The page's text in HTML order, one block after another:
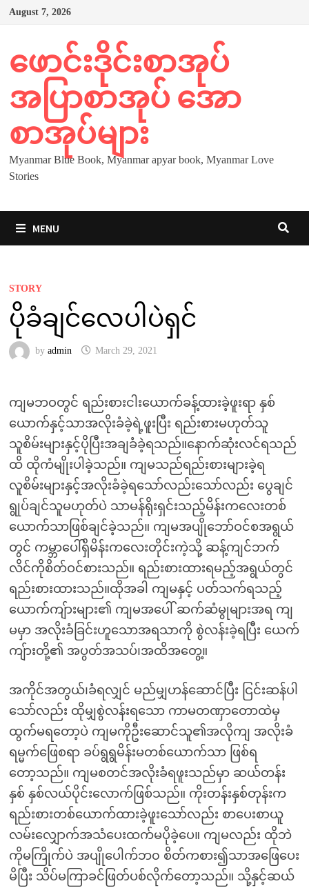
Skip
August 7, 2026
ဖောင်းဒိုင်းစာအုပ်
အပြာစာအုပ် အော
စာအုပ်များ
Myanmar Blue Book, Myanmar apyar book, Myanmar Love
Stories
MENU
STORY
ပိုခံချင်လေပါပဲရှင်
by admin March 29, 2021
ကျမဘဝတွင် ရည်းစားငါးယောက်ခန့်ထားခဲ့ဖူးရာ နှစ်
ယောက်နှင့်သာအလိုးခံခဲ့ရဲ့ဖူးပြီး ရည်းစားမဟုတ်သူ
သူစိမ်းများနှင့်ပိုပြီးအချခံခဲ့ရသည်။နောက်ဆုံးလင်ရသည်
ထိ ထိုကံမျိုးပါခဲ့သည်။ ကျမသည်ရည်းစားများခဲ့ရ
လူစိမ်းများနှင့်အလိုးခံခဲ့ရသော်လည်းသော်လည်း ပွေချင်
ရွုပ်ချင်သူမဟုတ်ပဲ သာမန်ရိုးရှင်းသည့်မိန်းကလေးတစ်
ယောက်သာဖြစ်ချင်ခဲ့သည်။ ကျမအပျိုဘော်ဝင်စအရွယ်
တွင် ကမ္ဘာပေါ်ရှိမိန်းကလေးတိုင်းကဲ့သို့ ဆန့်ကျင်ဘက်
လိင်ကိုစိတ်ဝင်စားသည်။ ရည်းစားထားရမည့်အရွယ်တွင်
ရည်းစားထားသည်။ထိုအခါ ကျမနှင့် ပတ်သက်ရသည့်
ယောက်ကျ်ားများ၏ ကျမအပေါ် ဆက်ဆံမွုများအရ ကျ
မမှာ အလိုးခံခြင်းဟူသောအရသာကို စွဲလန်းခဲ့ရပြီး ယေက်
ကျ်ားတို့၏ အပွတ်အသပ်၊အထိအတွေ့။
အကိုင်အတွယ်၊ခံရလျှင် မည်မျှဟန်ဆောင်ပြီး ငြင်းဆန်ပါ
သော်လည်း ထိုမျှစွဲလန်းရသော ကာမတဏှာတောထဲမှ
ထွက်မရတော့ပဲ ကျမကိုဦးဆောင်သူ၏အလိုကျ အလိုးခံ
ရမ္မက်ဖြေစရာ ခပ်ရွရွမိန်းမတစ်ယောက်သာ ဖြစ်ရ
တော့သည်။ ကျမစတင်အလိုးခံရဖူးသည်မှာ ဆယ်တန်း
နှစ် နှစ်လယ်ပိုင်းလောက်ဖြစ်သည်။ ကိုးတန်းနှစ်တုန်းက
ရည်းစားတစ်ယောက်ထားခဲ့ဖူးသော်လည်း စာပေးစာယူ
လမ်းလျှောက်အသံပေးထက်မပိုခဲ့ပေ။ ကျမလည်း ထိုဘဲ
ကိုမကြိုက်ပဲ အပျိုပေါက်ဘ၀ စိတ်ကစား၍သာအဖြေပေး
မိပြီး သိပ်မကြာခင်ဖြတ်ပစ်လိုက်တော့သည်။ သို့နှင့်ဆယ်